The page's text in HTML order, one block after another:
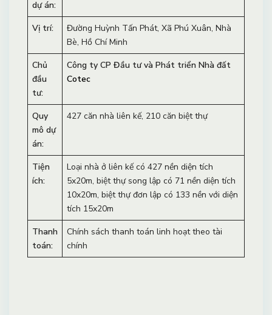
dự án:
Vị trí:
Đường Huỳnh Tấn Phát, Xã Phú Xuân, Nhà
Bè, Hồ Chí Minh
Chủ
đầu
tư:
Công ty CP Đầu tư và Phát triển Nhà đất
Cotec
Quy
mô dự
án:
427 căn nhà liên kế, 210 căn biệt thự
Tiện
ích:
Loại nhà ở liên kế có 427 nền diện tích
5x20m, biệt thự song lập có 71 nền diện tích
10x20m, biệt thự đơn lập có 133 nền với diện
tích 15x20m
Thanh
toán:
Chính sách thanh toán linh hoạt theo tài
chính